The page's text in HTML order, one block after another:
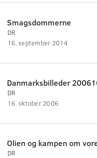
Smagsdommerne
DR
16. september 2014
Danmarksbilleder
DR
16. oktober 2006
Olien og kampen om
DR